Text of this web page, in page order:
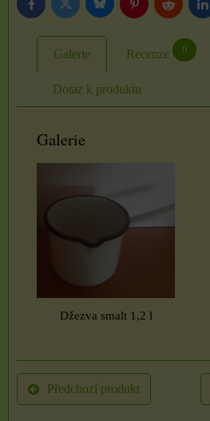
FacebookTwitter BlueskyPinterestReddit
Galerie Recenze 0
Dotaz k produktu
Galerie
Džezva smalt 1,2 l
Předchozí produkt